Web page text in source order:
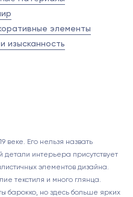
элементы
изысканность
веке. Его нельзя назвать
интерьера присутствует
элементов дизайна.
текстиля и много глянца.
барокко, но здесь больше ярких